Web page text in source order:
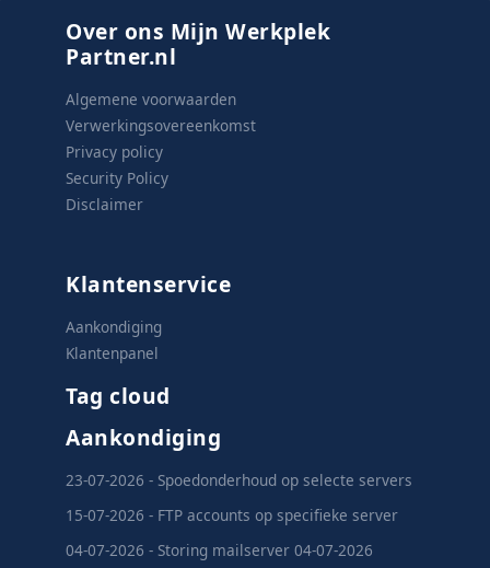
Over ons Mijn Werkplek
Partner.nl
Algemene voorwaarden
Verwerkingsovereenkomst
Privacy policy
Security Policy
Disclaimer
Klantenservice
Aankondiging
Klantenpanel
Tag cloud
Aankondiging
23-07-2026 - Spoedonderhoud op selecte servers
15-07-2026 - FTP accounts op specifieke server
04-07-2026 - Storing mailserver 04-07-2026